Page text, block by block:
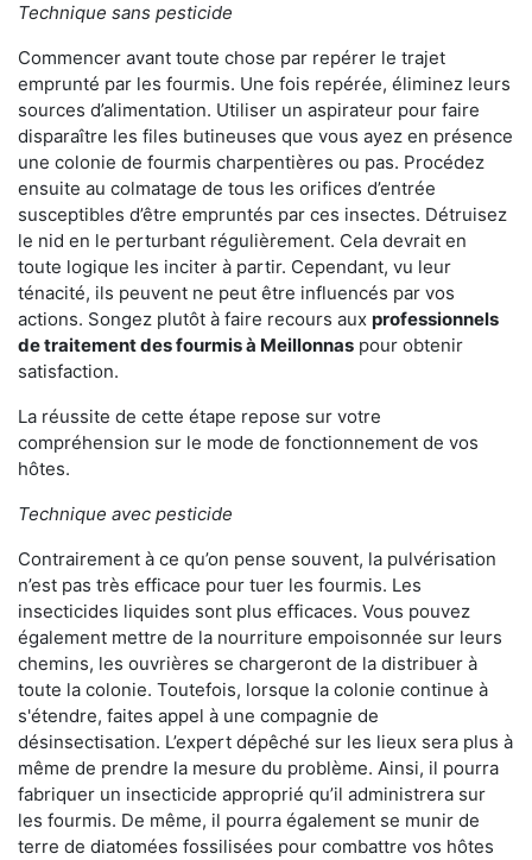
Technique sans pesticide
Commencer avant toute chose par repérer le trajet
emprunté par les fourmis. Une fois repérée, éliminez leurs
sources d’alimentation. Utiliser un aspirateur pour faire
disparaître les files butineuses que vous ayez en présence
une colonie de fourmis charpentières ou pas. Procédez
ensuite au colmatage de tous les orifices d’entrée
susceptibles d’être empruntés par ces insectes. Détruisez
le nid en le perturbant régulièrement. Cela devrait en
toute logique les inciter à partir. Cependant, vu leur
ténacité, ils peuvent ne peut être influencés par vos
actions. Songez plutôt à faire recours aux professionnels
de traitement des fourmis à Meillonnas pour obtenir
satisfaction.
La réussite de cette étape repose sur votre
compréhension sur le mode de fonctionnement de vos
hôtes.
Technique avec pesticide
Contrairement à ce qu’on pense souvent, la pulvérisation
n’est pas très efficace pour tuer les fourmis. Les
insecticides liquides sont plus efficaces. Vous pouvez
également mettre de la nourriture empoisonnée sur leurs
chemins, les ouvrières se chargeront de la distribuer à
toute la colonie. Toutefois, lorsque la colonie continue à
s'étendre, faites appel à une compagnie de
désinsectisation. L’expert dépêché sur les lieux sera plus à
même de prendre la mesure du problème. Ainsi, il pourra
fabriquer un insecticide approprié qu’il administrera sur
les fourmis. De même, il pourra également se munir de
terre de diatomées fossilisées pour combattre vos hôtes